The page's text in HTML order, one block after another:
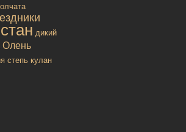
дикий
Олень
степь кулан